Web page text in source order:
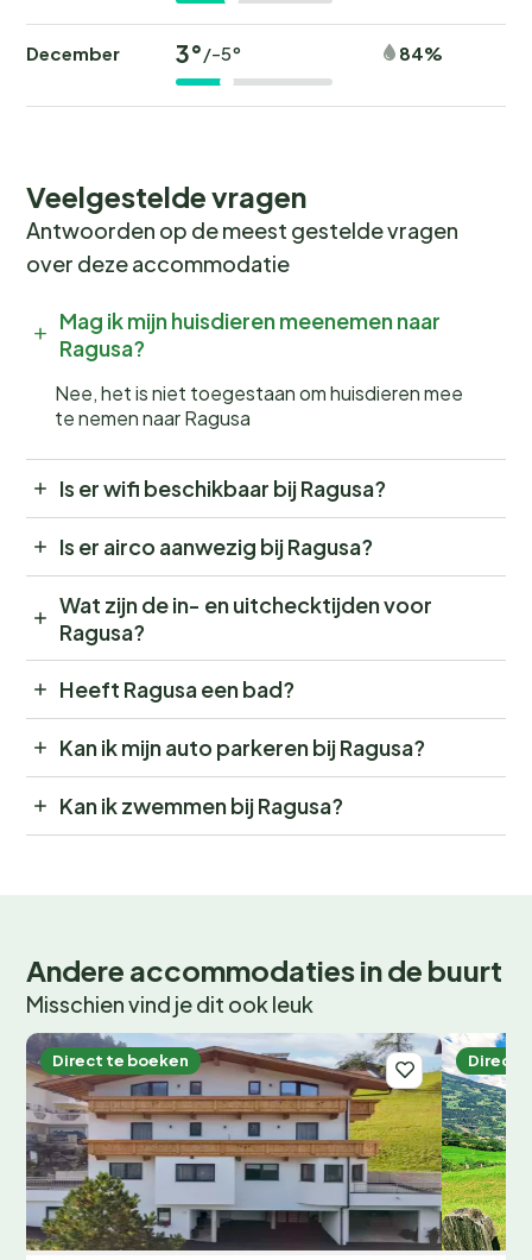
December 3°/-5° 84%
Veelgestelde vragen
Antwoorden op de meest gestelde vragen
over deze accommodatie
Mag ik mijn huisdieren meenemen naar
Ragusa?
Nee, het is niet toegestaan om huisdieren mee
te nemen naar Ragusa
Is er wifi beschikbaar bij Ragusa?
Is er airco aanwezig bij Ragusa?
Wat zijn de in- en uitchecktijden voor
Ragusa?
Heeft Ragusa een bad?
Kan ik mijn auto parkeren bij Ragusa?
Kan ik zwemmen bij Ragusa?
Andere accommodaties in de buurt
Misschien vind je dit ook leuk
Direct te boeken Direct